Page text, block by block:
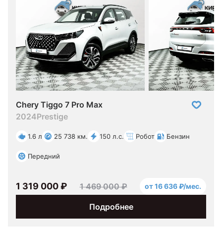
Chery Tiggo 7 Pro Max
2024Prestige
1.6 л 25 738 км. 150 л.с. Робот Бензин
Передний
Подробнее
1 319 000 ₽ 1 469 000 ₽ от 16 636 ₽/мес.